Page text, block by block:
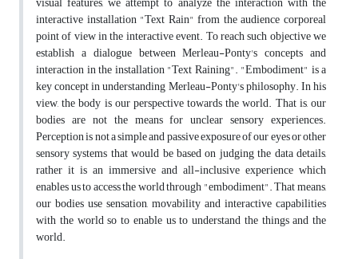
interactive installation "Text Rain" from the audience corporeal
point of view in the interactive event. To reach such objective we
establish a dialogue between Merleau-Ponty's concepts and
interaction in the installation "Text Raining". "Embodiment" is a
key concept in understanding Merleau-Ponty's philosophy. In his
view, the body is our perspective towards the world. That is, our
bodies are not the means for unclear sensory experiences.
Perception is not a simple and passive exposure of our eyes or other
sensory systems that would be based on judging the data details,
rather it is an immersive and all-inclusive experience which
enables us to access the world through "embodiment". That means,
our bodies use sensation, movability and interactive capabilities
with the world so to enable us to understand the things and the
world.